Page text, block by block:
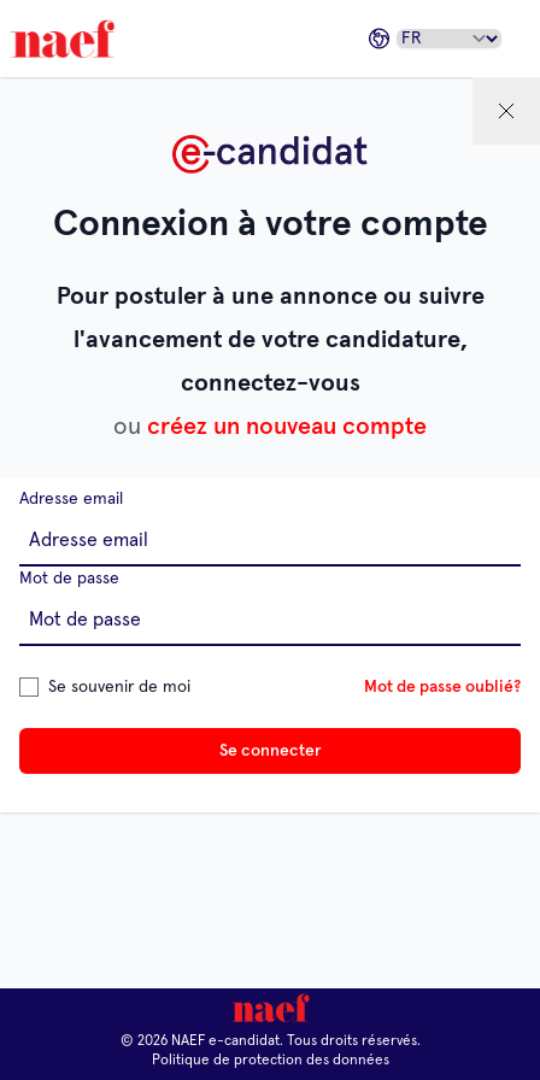
Connexion à votre compte
Pour postuler à une annonce ou suivre
l'avancement de votre candidature,
connectez-vous
ou créez un nouveau compte
Adresse email
Mot de passe
Se souvenir de moi Mot de passe oublié?
Se connecter
© 2026 NAEF e-candidat. Tous droits réservés.
Politique de protection des données